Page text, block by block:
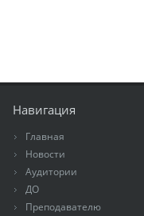
Навигация
Главная
Новости
Аудитории
ДО
Преподавателю